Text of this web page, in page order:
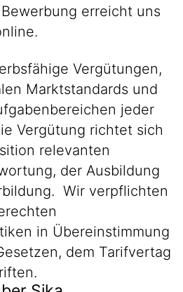
erreicht uns
Vergütungen,
Marktstandards und
jeder
Vergütung richtet sich
relevanten
der Ausbildung
Wir verpflichten
in Übereinstimmung
dem Tarifvertag